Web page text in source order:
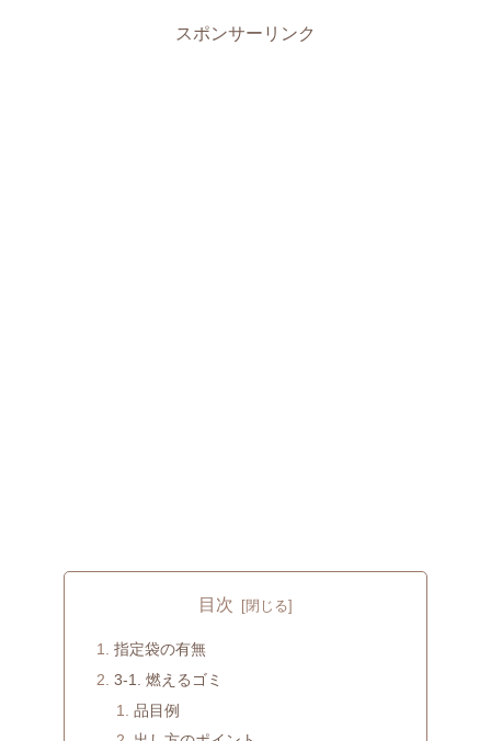
スポンサーリンク
目次
指定袋の有無
3-1. 燃えるゴミ
品目例